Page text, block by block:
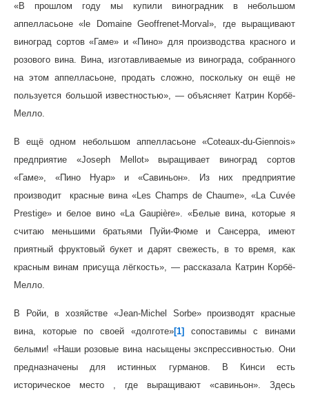
«В прошлом году мы купили виноградник в небольшом
аппелласьоне «le Domaine Geoffrenet-Morval», где выращивают
виноград сортов «Гаме» и «Пино» для производства красного и
розового вина. Вина, изготавливаемые из винограда, собранного
на этом аппелласьоне, продать сложно, поскольку он ещё не
пользуется большой известностью», — объясняет Катрин Корбё-
Мелло.
В ещё одном небольшом аппелласьоне «Coteaux-du-Giennois»
предприятие «Joseph Mellot» выращивает виноград сортов
«Гаме», «Пино Нуар» и «Савиньон». Из них предприятие
производит красные вина «Les Champs de Chaume», «La Cuvée
Prestige» и белое вино «La Gaupière». «Белые вина, которые я
считаю меньшими братьями Пуйи-Фюме и Сансерра, имеют
приятный фруктовый букет и дарят свежесть, в то время, как
красным винам присуща лёгкость», — рассказала Катрин Корбё-
Мелло.
В Ройи, в хозяйстве «Jean-Michel Sorbe» производят красные
вина, которые по своей «долготе»[1]
сопоставимы с винами
белыми! «Наши розовые вина насыщены экспрессивностью. Они
предназначены для истинных гурманов. В Кинси есть
историческое место , где выращивают «савиньон». Здесь